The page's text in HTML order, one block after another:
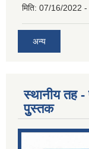
मिति: 07/16/2022 -
अन्य
स्थानीय तह -
पुुस्तक